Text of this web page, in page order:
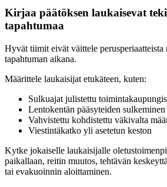
Kirjaa päätöksen laukaisevat
tapahtumaa
Hyvät tiimit eivät väittele perusperiaatteista
tapahtuman aikana.
Määrittele laukaisijat etukäteen, kuten:
Sulkuajat julistettu
Lentokentän pääsyteiden
Vahvistettu kohdistettu väkivalta
Viestintäkatko yli asetetun keston
Kytke jokaiselle laukaisijalle
paikallaan, reitin muutos, tehtävän
tai evakuoinnin aloittaminen.